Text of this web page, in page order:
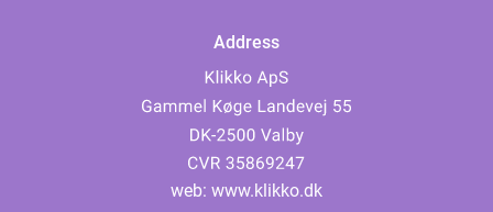
Address
web: www.klikko.dk